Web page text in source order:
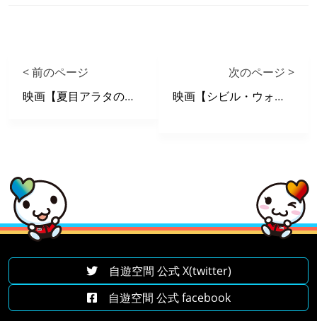
< 前のページ
映画【夏目アラタの結婚】 X 自遊空間 タイアップキャンペーン
次のページ >
映画【シビル・ウォー アメリカ最後の日】 X 自遊空間 タイアップキャンペーン
自遊空間 公式 X(twitter)
自遊空間 公式 facebook